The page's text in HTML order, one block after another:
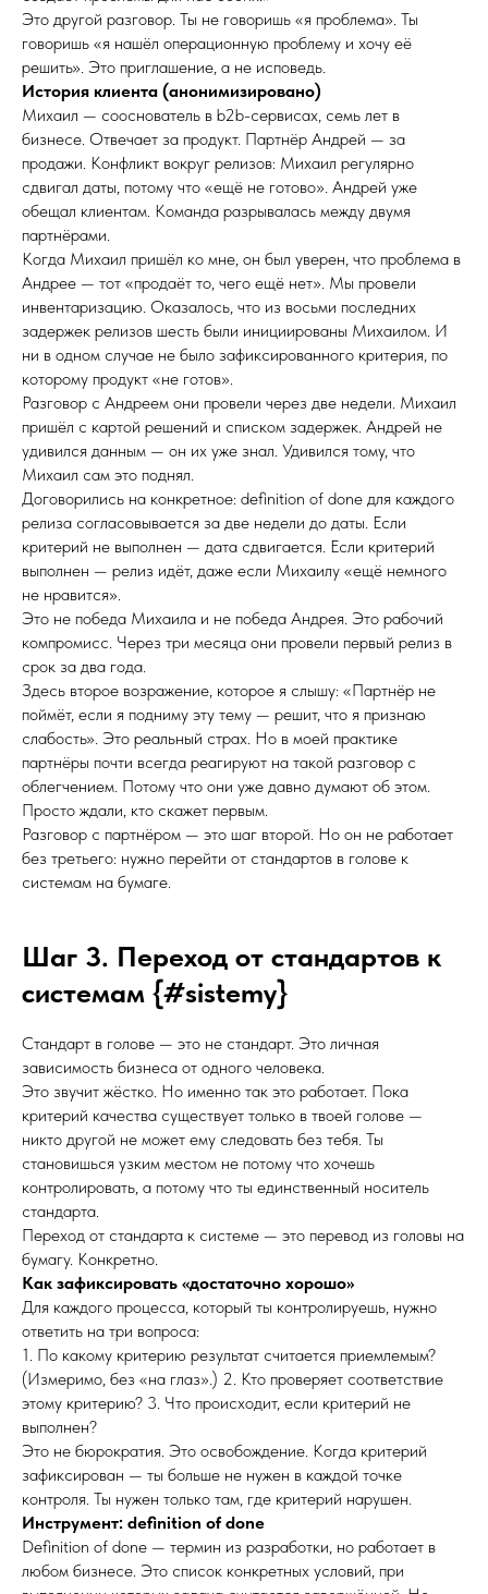
Это другой разговор. Ты не говоришь «я проблема». Ты
говоришь «я нашёл операционную проблему и хочу её
решить». Это приглашение, а не исповедь.
История клиента (анонимизировано)
Михаил — сооснователь в b2b-сервисах, семь лет в
бизнесе. Отвечает за продукт. Партнёр Андрей — за
продажи. Конфликт вокруг релизов: Михаил регулярно
сдвигал даты, потому что «ещё не готово». Андрей уже
обещал клиентам. Команда разрывалась между двумя
партнёрами.
Когда Михаил пришёл ко мне, он был уверен, что проблема в
Андрее — тот «продаёт то, чего ещё нет». Мы провели
инвентаризацию. Оказалось, что из восьми последних
задержек релизов шесть были инициированы Михаилом. И
ни в одном случае не было зафиксированного критерия, по
которому продукт «не готов».
Разговор с Андреем они провели через две недели. Михаил
пришёл с картой решений и списком задержек. Андрей не
удивился данным — он их уже знал. Удивился тому, что
Михаил сам это поднял.
Договорились на конкретное: definition of done для каждого
релиза согласовывается за две недели до даты. Если
критерий не выполнен — дата сдвигается. Если критерий
выполнен — релиз идёт, даже если Михаилу «ещё немного
не нравится».
Это не победа Михаила и не победа Андрея. Это рабочий
компромисс. Через три месяца они провели первый релиз в
срок за два года.
Здесь второе возражение, которое я слышу: «Партнёр не
поймёт, если я подниму эту тему — решит, что я признаю
слабость». Это реальный страх. Но в моей практике
партнёры почти всегда реагируют на такой разговор с
облегчением. Потому что они уже давно думают об этом.
Просто ждали, кто скажет первым.
Разговор с партнёром — это шаг второй. Но он не работает
без третьего: нужно перейти от стандартов в голове к
системам на бумаге.
Шаг 3. Переход от стандартов к
системам {#sistemy}
Стандарт в голове — это не стандарт. Это личная
зависимость бизнеса от одного человека.
Это звучит жёстко. Но именно так это работает. Пока
критерий качества существует только в твоей голове —
никто другой не может ему следовать без тебя. Ты
становишься узким местом не потому что хочешь
контролировать, а потому что ты единственный носитель
стандарта.
Переход от стандарта к системе — это перевод из головы на
бумагу. Конкретно.
Как зафиксировать «достаточно хорошо»
Для каждого процесса, который ты контролируешь, нужно
ответить на три вопроса:
1. По какому критерию результат считается приемлемым?
(Измеримо, без «на глаз».) 2. Кто проверяет соответствие
этому критерию? 3. Что происходит, если критерий не
выполнен?
Это не бюрократия. Это освобождение. Когда критерий
зафиксирован — ты больше не нужен в каждой точке
контроля. Ты нужен только там, где критерий нарушен.
Инструмент: definition of done
Definition of done — термин из разработки, но работает в
любом бизнесе. Это список конкретных условий, при